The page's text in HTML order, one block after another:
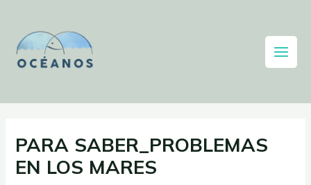
PARA SABER_PROBLEMAS
EN LOS MARES